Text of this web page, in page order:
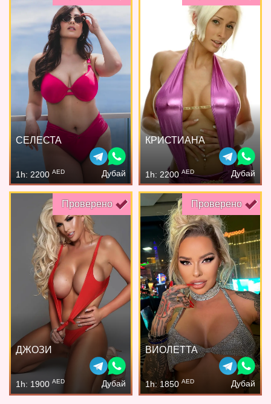
СЕЛЕСТА
1h: 2200 AED Дубай
КРИСТИАНА
1h: 2200 AED Дубай
Проверено
ДЖОЗИ
1h: 1900 AED Дубай
Проверено
ВИОЛЕТТА
1h: 1850 AED Дубай